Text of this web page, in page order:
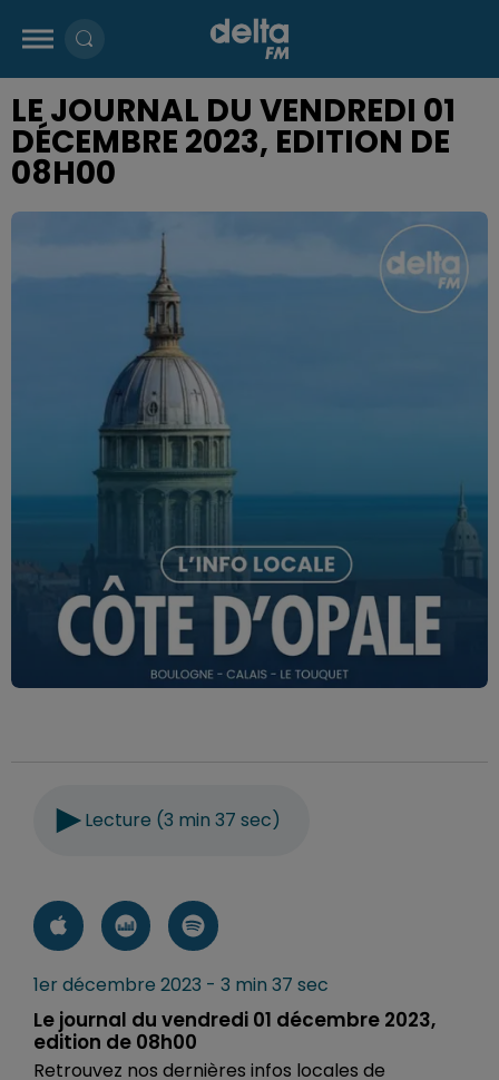
LE JOURNAL DU VENDREDI 01
DÉCEMBRE 2023, EDITION DE
08H00
Lecture (3 min 37 sec)
1er décembre 2023 - 3 min 37 sec
Le journal du vendredi 01 décembre 2023,
edition de 08h00
Retrouvez nos dernières infos locales de